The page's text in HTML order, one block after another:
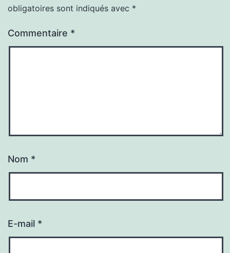
obligatoires sont indiqués avec *
Commentaire *
Nom *
E-mail *